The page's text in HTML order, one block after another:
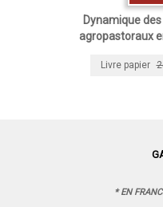
Dynamique
agropastoraux
Livre papier
* EN